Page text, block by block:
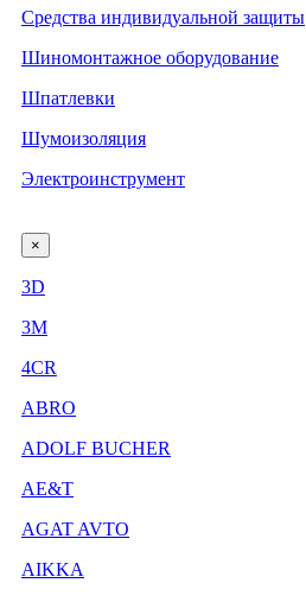
Средства индивидуальной защиты
Шиномонтажное оборудование
Шпатлевки
Шумоизоляция
Электроинструмент
×
3D
3М
4CR
ABRO
ADOLF BUCHER
AE&T
AGAT AVTO
AIKKA